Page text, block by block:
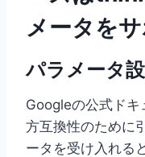
メータを
パラメータ
Googleの公式ド
方互換性のために
ータを受け入れる